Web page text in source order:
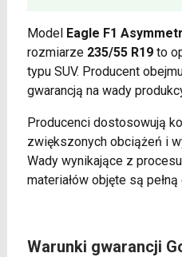
Model Eagle F1
rozmiarze 235/55 R19to
typu SUV. Producent
gwarancją na wady
Producenci dostosowują
zwiększonych obciążeń i
Wady wynikające z
materiałów objęte są
Warunki gwarancji